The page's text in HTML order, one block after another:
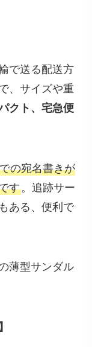
で送る配送方
、サイズや重
クト、宅急便
の宛名書きが
す。追跡サー
ある、便利で
薄型サンダル